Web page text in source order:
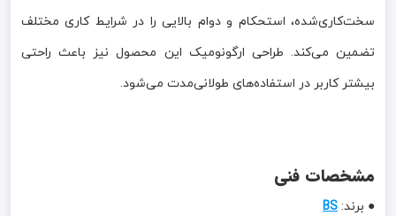
سخت‌کاری‌شده، استحکام و دوام بالایی را در شرایط کاری مختلف
تضمین می‌کند. طراحی ارگونومیک این محصول نیز باعث راحتی
بیشتر کاربر در استفاده‌های طولانی‌مدت می‌شود.
مشخصات فنی
● برند: BS